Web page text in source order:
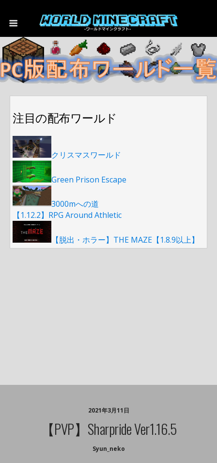
注目の配布ワールド
クリスマスワールド
Green Prison Escape
3000mへの道
【1.12.2】RPG Around Athletic
【脱出・ホラー】THE MAZE【1.8.9以上】
2021年3月11日
【PVP】sharpride Ver1.16.5
Syun_neko